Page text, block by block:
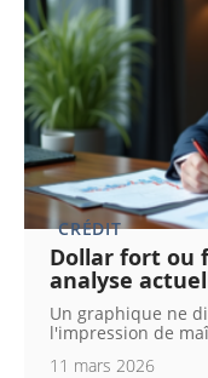
CRÉDIT
Dollar fort ou
analyse
Un graphique ne
l'impression de
11 mars 2026